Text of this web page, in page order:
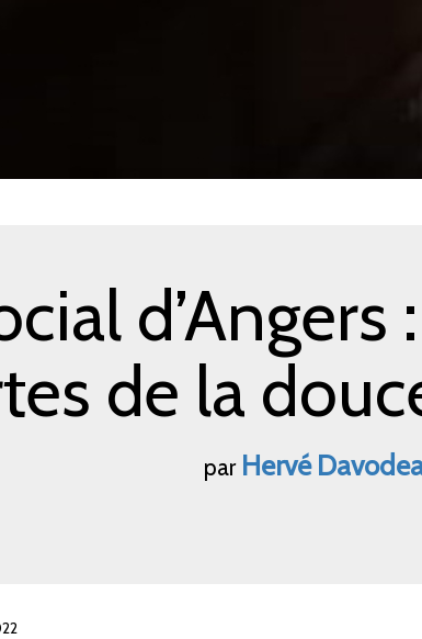
d’Angers
de la
par Hervé